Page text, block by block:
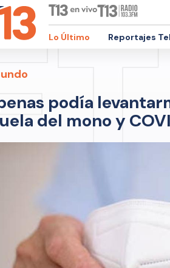
Lo Último Reportajes
podía
del mono y